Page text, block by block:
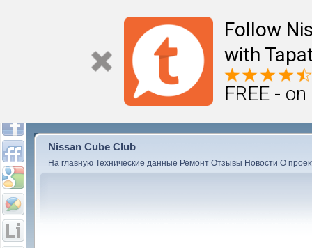
Follow
with
FREE -
Nissan Cube Club
На главную Технические данные Ремонт Отзывы Новости О